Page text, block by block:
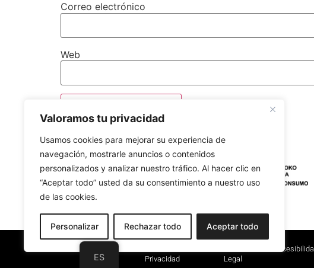
Valoramos tu privacidad
Usamos cookies para mejorar su experiencia de
navegación, mostrarle anuncios o contenidos
personalizados y analizar nuestro tráfico. Al hacer clic en
“Aceptar todo” usted da su consentimiento a nuestro uso
de las cookies.
Personalizar Rechazar todo Aceptar todo
Correo electrónico
Web
Privacidad
Legal
ES